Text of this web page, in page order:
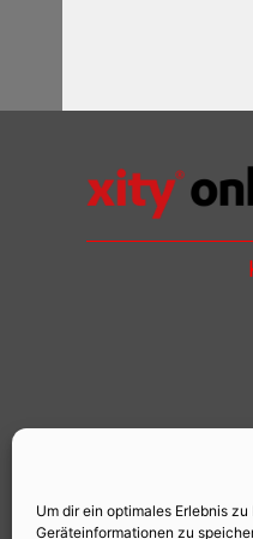
Um dir ein optimales Erlebnis
Geräteinformationen zu